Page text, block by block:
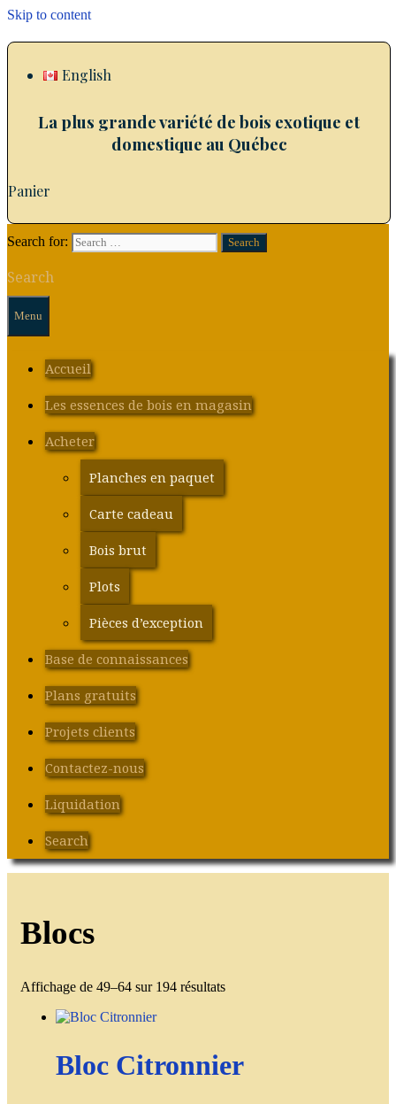
Skip to content
English
La plus grande variété de bois exotique et
domestique au Québec
Panier
Search for:
Search
Menu
Accueil
Les essences de bois en magasin
Acheter
Planches en paquet
Carte cadeau
Bois brut
Plots
Pièces d’exception
Base de connaissances
Plans gratuits
Projets clients
Contactez-nous
Liquidation
Search
Blocs
Affichage de 49–64 sur 194 résultats
Bloc Citronnier